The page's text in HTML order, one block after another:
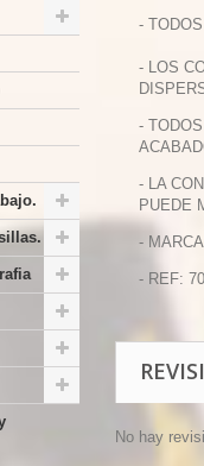
-
- LOS
-
- LA
PUEDE
-
- REF:
No hay